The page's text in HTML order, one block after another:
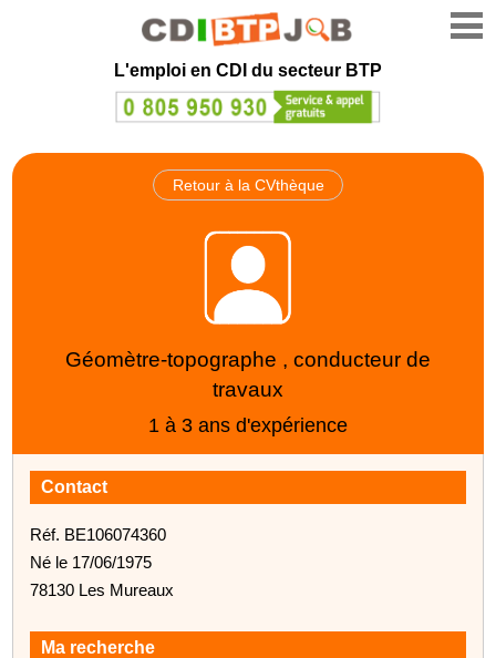
L'emploi en CDI du secteur BTP
Retour à la CVthèque
Géomètre-topographe , conducteur de
travaux
1 à 3 ans d'expérience
Contact
Réf. BE106074360
Né le 17/06/1975
78130 Les Mureaux
Ma recherche